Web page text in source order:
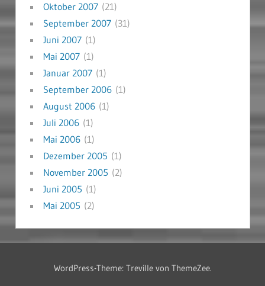
Oktober 2007(21)
September 2007(31)
Juni 2007(1)
Mai 2007(1)
Januar 2007(1)
September 2006(1)
August 2006(1)
Juli 2006(1)
Mai 2006(1)
Dezember 2005 (1)
November 2005 (2)
Juni 2005 (1)
Mai 2005 (2)
WordPress-Theme: Treville von ThemeZee.